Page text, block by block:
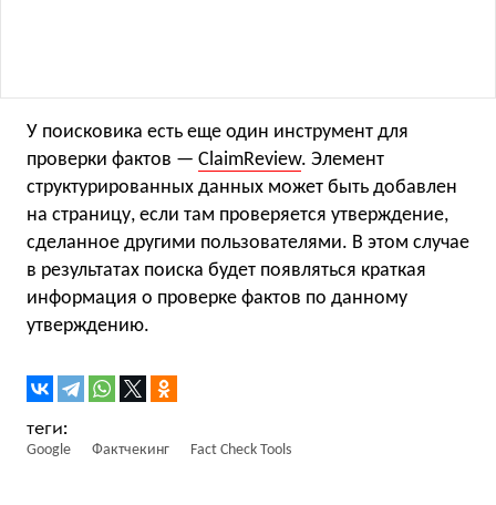
У поисковика есть еще один инструмент для
проверки фактов — ClaimReview. Элемент
структурированных данных может быть добавлен
на страницу, если там проверяется утверждение,
сделанное другими пользователями. В этом случае
в результатах поиска будет появляться краткая
информация о проверке фактов по данному
утверждению.
Google Фактчекинг Fact Check Tools